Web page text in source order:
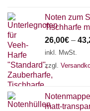
Noten zum
Tischharfe
26,00€ –
inkl. MwSt.
zzgl.
matt-